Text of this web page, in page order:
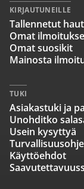
KIRJAUTUNEILLE
Tallennetut haut
Omat
Omat suosikit
Mainosta
TUKI
Asiakastuki ja
Unohditko
Usein kysyttyä
Käyttöehdot